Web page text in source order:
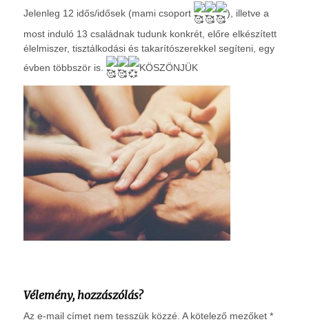
Jelenleg 12 idős/idősek (mami csoport
), illetve a
most induló 13 családnak tudunk konkrét, előre elkészített
élelmiszer, tisztálkodási és takarítószerekkel segíteni, egy
évben többször is.
KÖSZÖNJÜK
Vélemény, hozzászólás?
Az e-mail címet nem tesszük közzé. A kötelező mezőket *